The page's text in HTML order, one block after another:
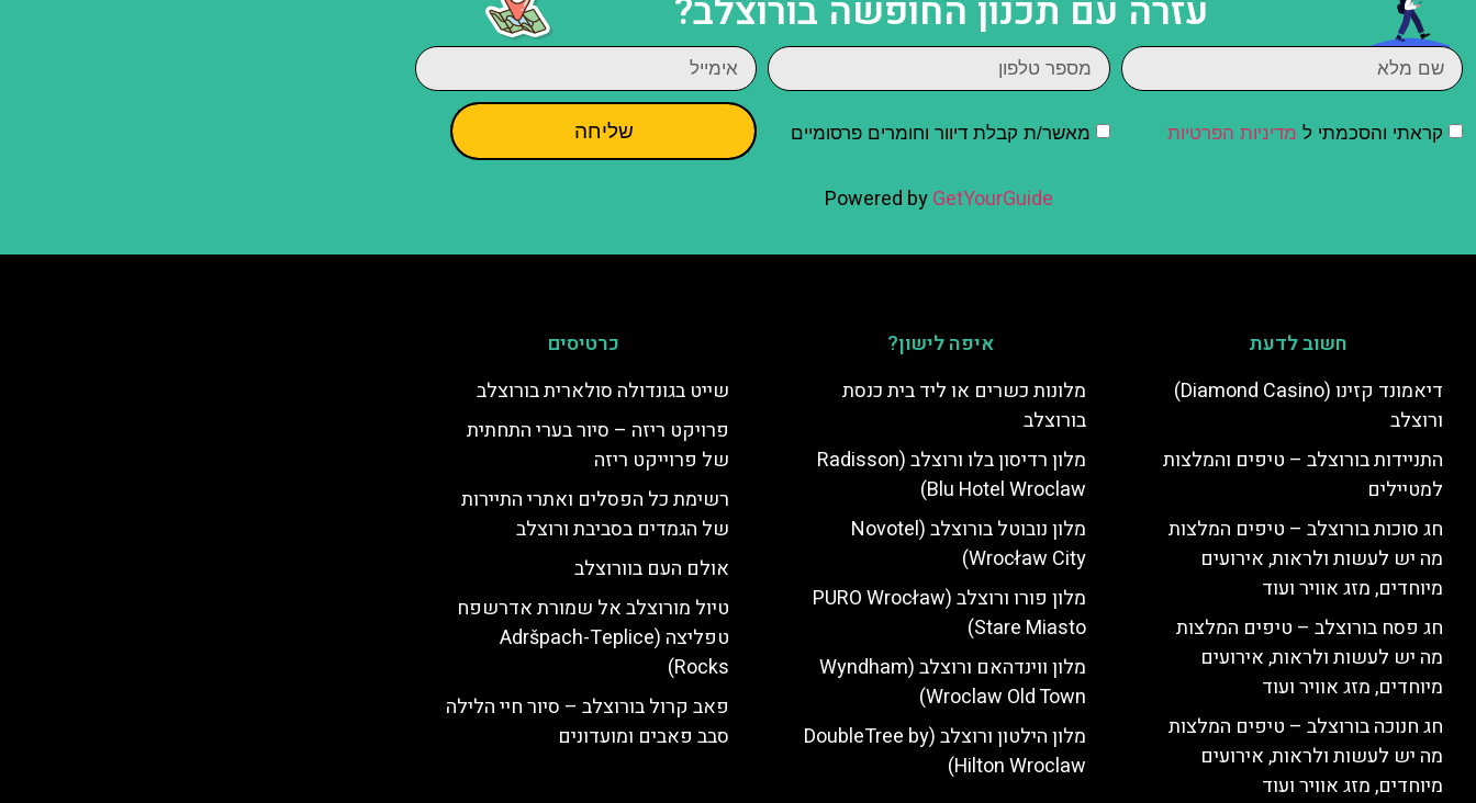
עזרה עם תכנון החופשה בורוצלב?
קראתי והסכמתי ל מדיניות הפרטיות מאשר/ת קבלת דיוור וחומרים פרסומיים שליחה
Powered byGetYourGuide
חשוב לדעת
דיאמונד קזינו (Diamond Casino)
ורוצלב
התניידות בורוצלב – טיפים והמלצות
למטיילים
חג סוכות בורוצלב – טיפים המלצות
מה יש לעשות ולראות, אירועים
מיוחדים, מזג אוויר ועוד
חג פסח בורוצלב – טיפים המלצות
מה יש לעשות ולראות, אירועים
מיוחדים, מזג אוויר ועוד
חג חנוכה בורוצלב – טיפים המלצות
מה יש לעשות ולראות, אירועים
מיוחדים, מזג אוויר ועוד
איפה לישון?
מלונות כשרים או ליד בית כנסת
בורוצלב
מלון רדיסון בלו ורוצלב (Radisson
Blu Hotel Wroclaw)
מלון נובוטל בורוצלב (Novotel
Wrocław City)
מלון פורו ורוצלב (PURO Wrocław
Stare Miasto)
מלון ווינדהאם ורוצלב (Wyndham
Wroclaw Old Town)
מלון הילטון ורוצלב (DoubleTree by
Hilton Wroclaw)
כרטיסים
שייט בגונדולה סולארית בורוצלב
פרויקט ריזה – סיור בערי התחתית
של פרוייקט ריזה
רשימת כל הפסלים ואתרי התיירות
של הגמדים בסביבת ורוצלב
אולם העם בוורוצלב
טיול מורוצלב אל שמורת אדרשפח
טפליצה (Adršpach-Teplice
Rocks)
פאב קרול בורוצלב – סיור חיי הלילה
סבב פאבים ומועדונים